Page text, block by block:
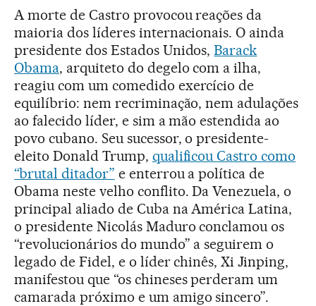
A morte de Castro provocou reações da
maioria dos líderes internacionais. O ainda
presidente dos Estados Unidos,Barack
Obama, arquiteto do degelo com a ilha,
reagiu com um comedido exercício de
equilíbrio: nem recriminação, nem adulações
ao falecido líder, e sim a mão estendida ao
povo cubano. Seu sucessor, o presidente-
eleito Donald Trump, qualificou Castro como
“brutal ditador” e enterrou a política de
Obama neste velho conflito. Da Venezuela, o
principal aliado de Cuba na América Latina,
o presidente Nicolás Maduro conclamou os
“revolucionários do mundo” a seguirem o
legado de Fidel, e o líder chinês, Xi Jinping,
manifestou que “os chineses perderam um
camarada próximo e um amigo sincero”.